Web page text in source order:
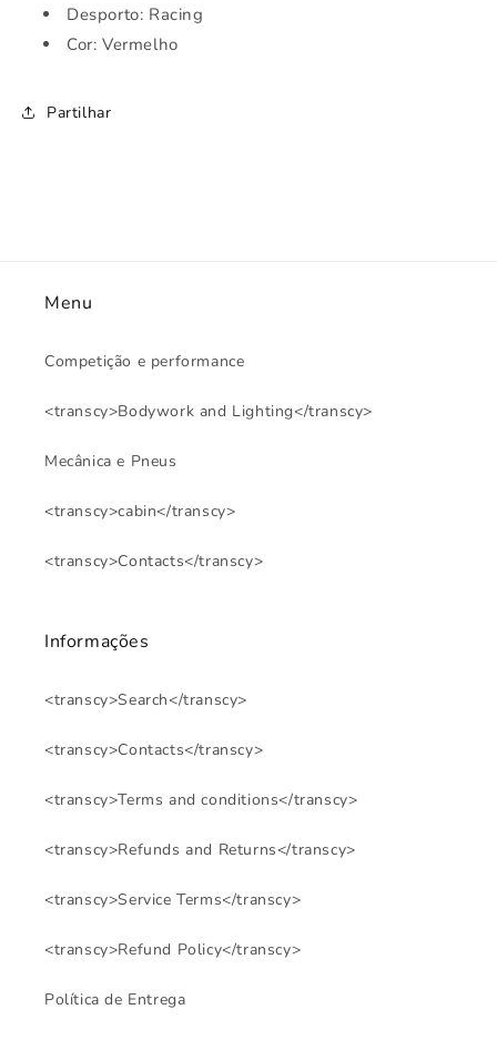
Desporto: Racing
Cor: Vermelho
Partilhar
Menu
Competição e performance
<transcy>Bodywork and Lighting</transcy>
Mecânica e Pneus
<transcy>cabin</transcy>
<transcy>Contacts</transcy>
Informações
<transcy>Search</transcy>
<transcy>Contacts</transcy>
<transcy>Terms and conditions</transcy>
<transcy>Refunds and Returns</transcy>
<transcy>Service Terms</transcy>
<transcy>Refund Policy</transcy>
Política de Entrega